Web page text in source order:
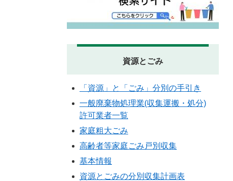
資源とごみ
「資源」と「ごみ」分別の手引き
一般廃棄物処理業(収集運搬・処分)
許可業者一覧
家庭粗大ごみ
高齢者等家庭ごみ戸別収集
基本情報
資源とごみの分別収集計画表